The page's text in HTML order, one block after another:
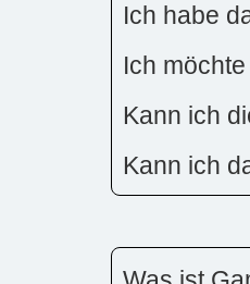
Ich habe
Ich
Kann ich
Kann ich